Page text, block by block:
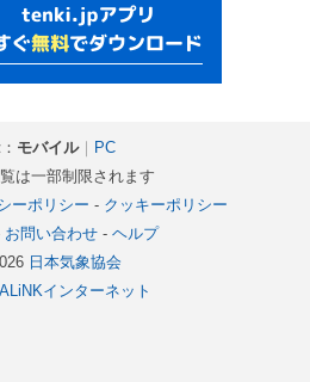
モバイル｜
PC
は一部制限されます
ーポリシー - クッキーポリシー
お問い合わせ- ヘルプ
日本気象協会
ALiNKインターネット